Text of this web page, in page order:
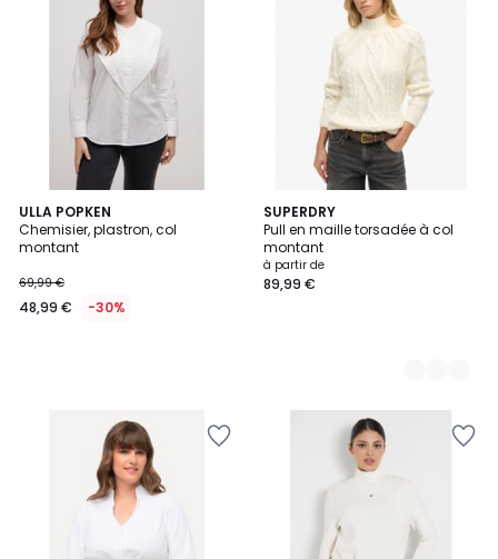
ULLA POPKEN
Chemisier, plastron, col
montant
69,99 €
48,99 € -30%
SUPERDRY
Pull en maille torsadée à col
montant
à partir de
89,99 €
2
Couleurs